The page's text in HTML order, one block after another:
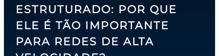
ESTRUTURADO: POR QUE
ELE É TÃO IMPORTANTE
PARA REDES DE ALTA